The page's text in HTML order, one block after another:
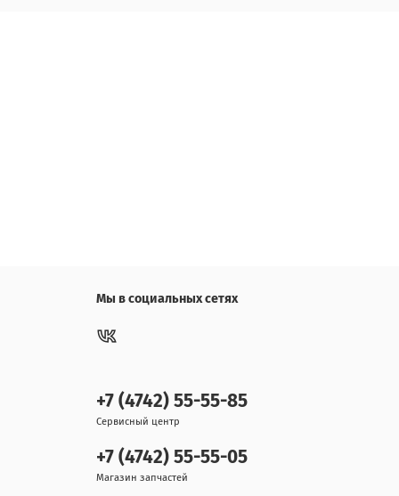
Мы в социальных сетях
+7 (4742) 55-55-85
Сервисный центр
+7 (4742) 55-55-05
Магазин запчастей